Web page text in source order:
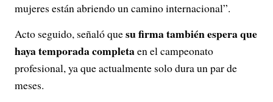
mujeres están abriendo un camino internacional”.
Acto seguido, señaló quesu firma también espera que
haya temporada completaen el campeonato
profesional, ya que actualmente solo dura un par de
meses.